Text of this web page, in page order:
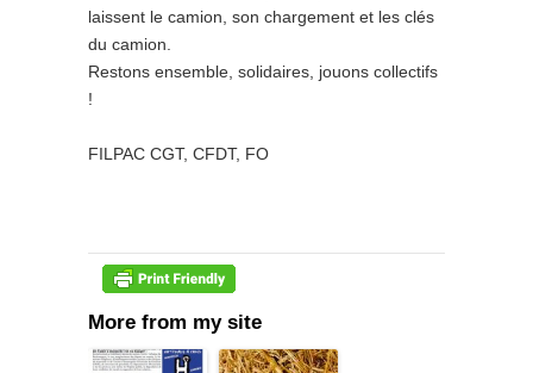
laissent le camion, son chargement et les clés
du camion.
Restons ensemble, solidaires, jouons collectifs
!
FILPAC CGT, CFDT, FO
More from my site